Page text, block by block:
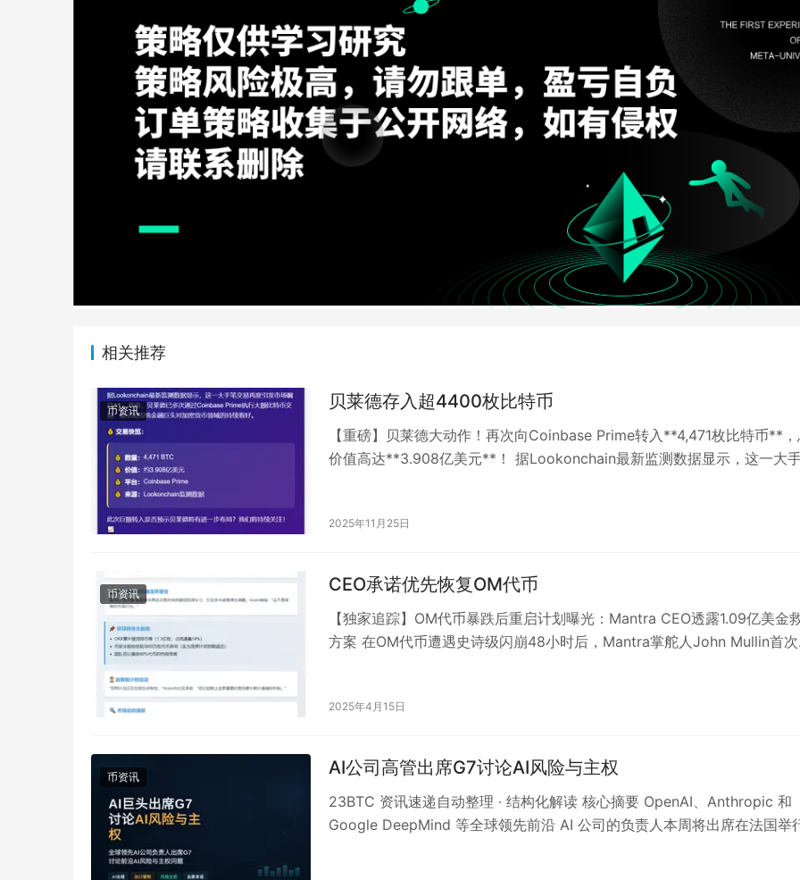
相关推荐
币资讯 贝莱德存入超4400枚比特币
【重磅】贝莱德大动作！再次向Coinbase Prime转入**4,471枚比特币**
价值高达**3.908亿美元**！ 据Lookonchain最新监测数据显示，这一大
2025年11月25日
币资讯 CEO承诺优先恢复OM代币
【独家追踪】OM代币暴跌后重启计划曝光：Mantra CEO透露1.09亿美金
方案 在OM代币遭遇史诗级闪崩48小时后，Mantra掌舵人John Mullin首
2025年4月15日
币资讯 AI公司高管出席G7讨论AI风险与主权
23BTC 资讯速递自动整理 · 结构化解读 核心摘要 OpenAI、Anthropic 和
Google DeepMind 等全球领先前沿 AI 公司的负责人本周将出席在法国举